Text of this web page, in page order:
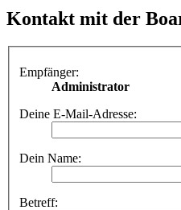
Kontakt mit der
Empfänger:
Administrator
Deine E-Mail-Adresse:
Dein Name:
Betreff: